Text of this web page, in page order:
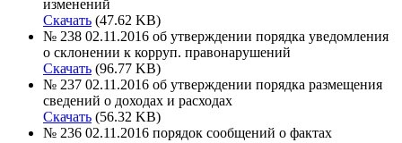
изменений
Скачать (47.62 KB)
№ 238 02.11.2016 об утверждении порядка уведомления
о склонении к корруп. правонарушений
Скачать (96.77 KB)
№ 237 02.11.2016 об утверждении порядка размещения
сведений о доходах и расходах
Скачать (56.32 KB)
№ 236 02.11.2016 порядок сообщений о фактах